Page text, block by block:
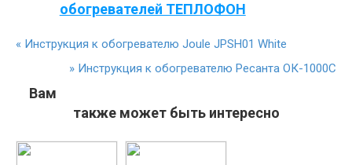
обогревателей ТЕПЛОФОН
« Инструкция к обогревателю Joule JPSH01 White
» Инструкция к обогревателю Ресанта ОК-1000С
Вам
также может быть интересно